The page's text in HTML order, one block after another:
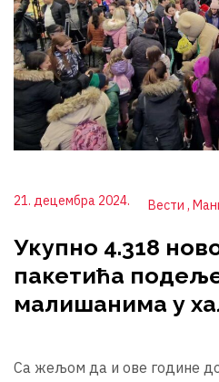
21. децембра 2024. Вести
Укупно 4.318
пакетића
малишанима у
Са жељом да и ове године